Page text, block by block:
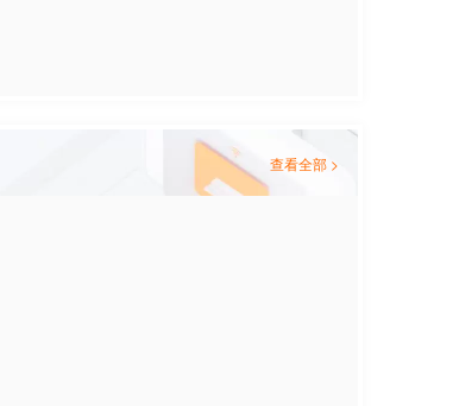
查看全部 >